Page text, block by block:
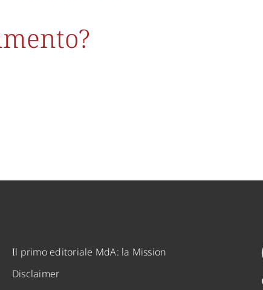
Il primo editoriale MdA: la Mission
Disclaimer